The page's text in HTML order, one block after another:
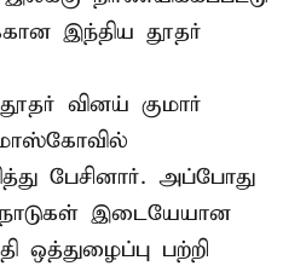
இந்திய தூதர்
வினய் குமார்
பேசினார். அப்போது
இடையேயான
ஒத்துழைப்பு பற்றி